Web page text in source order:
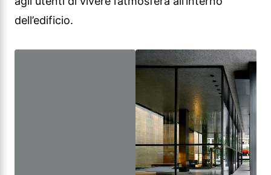
Un altro elemento importante dell’analisi
architettonica è costituito dagli altri elementi
architettonici dell’edificio. Le linee e le texture
della facciata dell’edificio hanno uno stile